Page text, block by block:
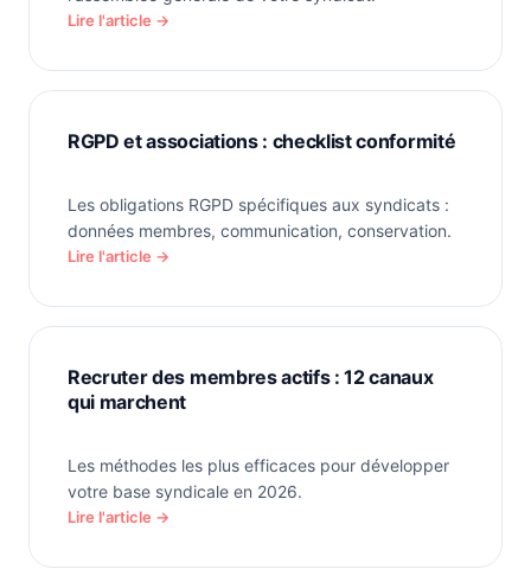
Lire l'article →
RGPD et associations : checklist conformité
Les obligations RGPD spécifiques aux syndicats :
données membres, communication, conservation.
Lire l'article →
Recruter des membres actifs : 12 canaux
qui marchent
Les méthodes les plus efficaces pour développer
votre base syndicale en 2026.
Lire l'article →